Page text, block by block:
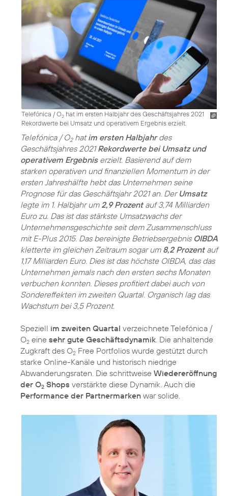
Telefónica / O2 hat im ersten Halbjahr des Geschäftsjahres 2021
Rekordwerte bei Umsatz und operativem Ergebnis erzielt.
Telefónica / O2hatim ersten Halbjahrdes
Geschäftsjahres 2021Rekordwerte bei Umsatz und
operativem Ergebniserzielt. Basierend auf dem
starken operativen und finanziellen Momentum in der
ersten Jahreshälfte hebt das Unternehmen seine
Prognose für das Geschäftsjahr 2021 an. Der Umsatz
legte im 1. Halbjahr um 2,9 Prozentauf 3,74 Milliarden
Euro zu. Das ist das stärkste Umsatzwachs der
Unternehmensgeschichte seit dem Zusammenschluss
mit E-Plus 2015. Das bereinigte Betriebsergebnis OIBDA
kletterte im gleichen Zeitraum sogar um 8,2 Prozentauf
1,17 Milliarden Euro. Dies ist das höchste OIBDA, das das
Unternehmen jemals nach den ersten sechs Monaten
verbuchen konnten. Dieses profitiert dabei auch von
Sondereffekten im zweiten Quartal. Organisch lag das
Wachstum bei 3,5 Prozent.
Speziell im zweiten Quartal verzeichnete Telefónica /
O2 eine sehr gute Geschäftsdynamik . Die anhaltende
Zugkraft des O2 Free Portfolios wurde gestützt durch
starke Online-Kanäle und historisch niedrige
Abwanderungsraten. Die schrittweise Wiedereröffnung
der O2 Shops verstärkte diese Dynamik. Auch die
Performance der Partnermarken war solide.